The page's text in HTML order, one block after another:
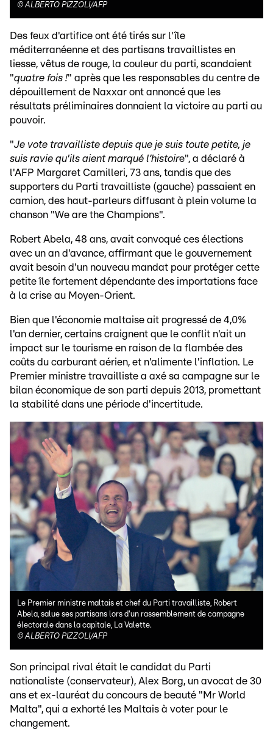
©ALBERTO PIZZOLI/AFP
Des feux d'artifice ont été tirés sur l'île
méditerranéenne et des partisans travaillistes en
liesse, vêtus de rouge, la couleur du parti, scandaient
"quatre fois !" après que les responsables du centre de
dépouillement de Naxxar ont annoncé que les
résultats préliminaires donnaient la victoire au parti au
pouvoir.
"Je vote travailliste depuis que je suis toute petite, je
suis ravie qu'ils aient marqué l’histoire", a déclaré à
l'AFP Margaret Camilleri, 73 ans, tandis que des
supporters du Parti travailliste (gauche) passaient en
camion, des haut-parleurs diffusant à plein volume la
chanson "We are the Champions".
Robert Abela, 48 ans, avait convoqué ces élections
avec un an d'avance, affirmant que le gouvernement
avait besoin d'un nouveau mandat pour protéger cette
petite île fortement dépendante des importations face
à la crise au Moyen-Orient.
Bien que l'économie maltaise ait progressé de 4,0%
l'an dernier, certains craignent que le conflit n'ait un
impact sur le tourisme en raison de la flambée des
coûts du carburant aérien, et n'alimente l'inflation. Le
Premier ministre travailliste a axé sa campagne sur le
bilan économique de son parti depuis 2013, promettant
la stabilité dans une période d'incertitude.
Le Premier ministre maltais et chef du Parti travailliste, Robert
Abela, salue ses partisans lors d'un rassemblement de campagne
électorale dans la capitale, La Valette.
©ALBERTO PIZZOLI/AFP
Son principal rival était le candidat du Parti
nationaliste (conservateur), Alex Borg, un avocat de 30
ans et ex-lauréat du concours de beauté "Mr World
Malta", qui a exhorté les Maltais à voter pour le
changement.